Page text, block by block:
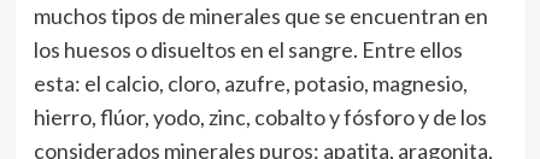
muchos tipos de minerales que se encuentran en
los huesos o disueltos en el sangre. Entre ellos
esta: el calcio, cloro, azufre, potasio, magnesio,
hierro, flúor, yodo, zinc, cobalto y fósforo y de los
considerados minerales puros: apatita, aragonita,